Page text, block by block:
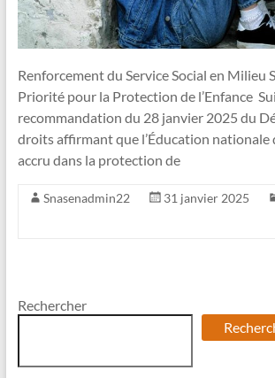
Renforcement du Service Social en Milieu
Priorité pour la Protection de l’Enfance
recommandation du 28 janvier 2025 du
droits affirmant que l’Éducation
accru dans la protection de
Snasenadmin22 31 janvier 2025
Rechercher